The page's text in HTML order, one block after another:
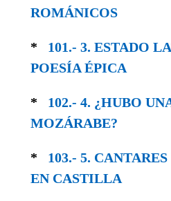
ROMÁNICOS
* 101.- 3. ESTADO
POESÍA ÉPICA
* 102.- 4. ¿HUBO
MOZÁRABE?
* 103.- 5.
EN CASTILLA